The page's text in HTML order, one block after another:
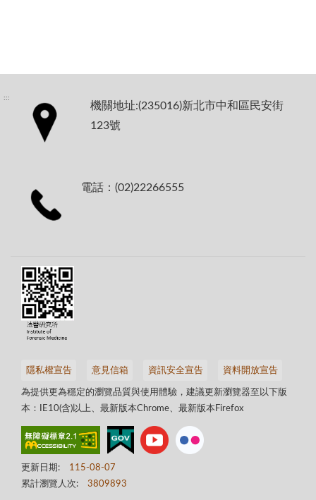
:::
機關地址:(235016)新北市中和區民安街
123號
電話：(02)22266555
隱私權宣告 意見信箱 資訊安全宣告 資料開放宣告
為提供更為穩定的瀏覽品質與使用體驗，建議更新瀏覽器至以下版
本：IE10(含)以上、最新版本Chrome、最新版本Firefox
更新日期:
115-08-07
累計瀏覽人次:
3809893